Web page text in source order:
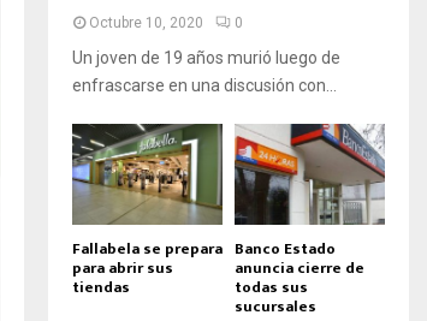
Octubre 10, 2020 0
Un joven de 19 años murió luego de
enfrascarse en una discusión con...
Fallabela se prepara
para abrir sus
tiendas
Banco Estado
anuncia cierre de
todas sus
sucursales